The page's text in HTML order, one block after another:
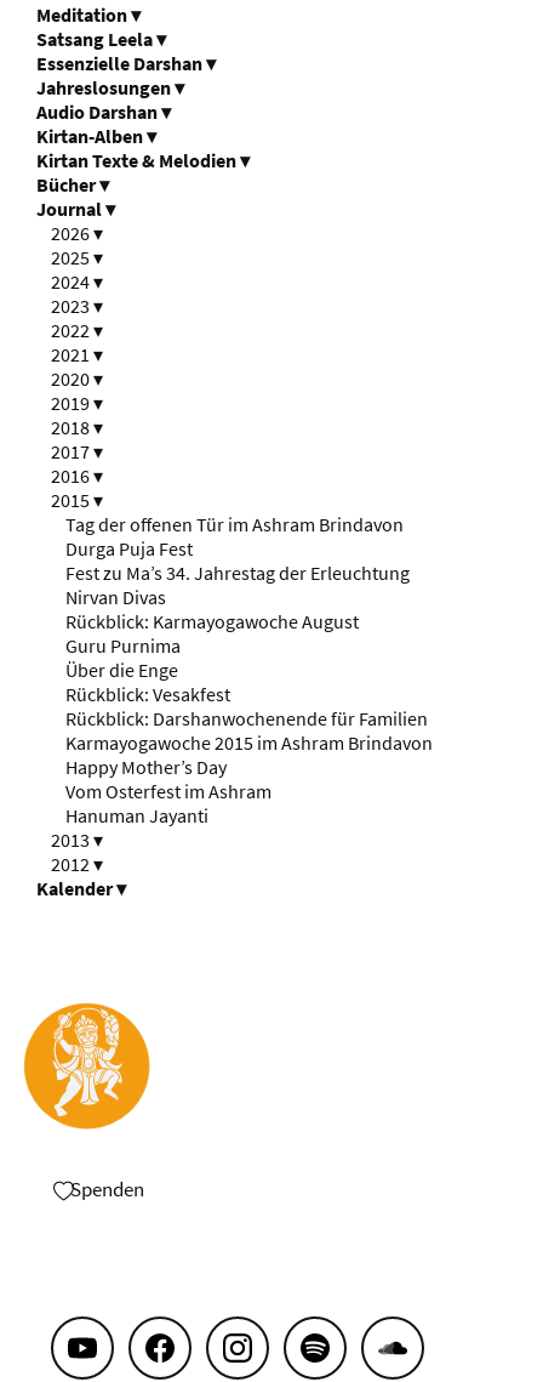
Meditation▾
Satsang Leela▾
Essenzielle Darshan▾
Jahreslosungen▾
Audio Darshan▾
Kirtan-Alben▾
Kirtan Texte & Melodien▾
Bücher▾
Journal▾
2026▾
2025▾
2024▾
2023 ▾
2022 ▾
2021 ▾
2020▾
2019▾
2018▾
2017▾
2016▾
2015▾
Tag der offenen Tür im Ashram Brindavon
Durga Puja Fest
Fest zu Ma’s 34. Jahrestag der Erleuchtung
Nirvan Divas
Rückblick: Karmayogawoche August
Guru Purnima
Über die Enge
Rückblick: Vesakfest
Rückblick: Darshanwochenende für Familien
Karmayogawoche 2015 im Ashram Brindavon
Happy Mother’s Day
Vom Osterfest im Ashram
Hanuman Jayanti
2013 ▾
2012 ▾
Kalender▾
Spenden